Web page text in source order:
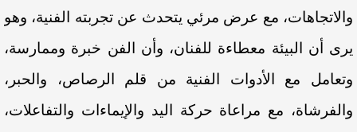
والاتجاهات، مع عرض مرئي يتحدث عن تجربته الفنية، وهو
يرى أن البيئة معطاءة للفنان، وأن الفن خبرة وممارسة،
وتعامل مع الأدوات الفنية من قلم الرصاص، والحبر،
والفرشاة، مع مراعاة حركة اليد والإيماءات والتفاعلات،